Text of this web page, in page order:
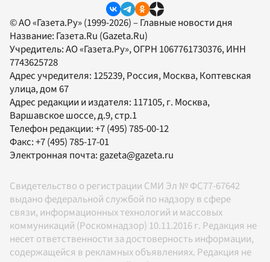
© АО «Газета.Ру» (1999-2026) – Главные новости дня
Название: Газета.Ru (Gazeta.Ru)
Учредитель:АО «Газета.Ру», ОГРН 1067761730376, ИНН
7743625728
Адрес учредителя: 125239, Россия, Москва, Коптевская
улица, дом 67
Адрес редакции и издателя: 117105, г. Москва,
Варшавское шоссе, д.9, стр.1
Телефон редакции:+7 (495) 785-00-12
Факс:+7 (495) 785-17-01
Электронная почта:gazeta@gazeta.ru
Свидетельство о регистрации СМИ Эл № ФС77-67642
выдано федеральной службой по надзору в сфере
связи, информационных технологий и массовых
коммуникаций (Роскомнадзор) 10.11.2016 г. Редакция не
несет ответственности за достоверность информации,
содержащейся в рекламных объявлениях. Редакция не